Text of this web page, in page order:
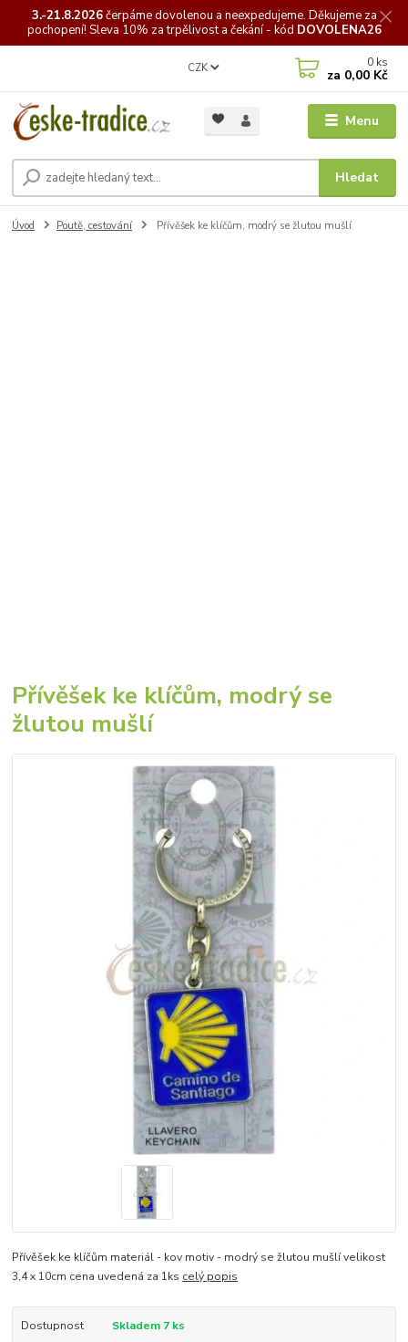
3.-21.8.2026čerpámedovolenou a neexpedujeme. Děkujeme za
pochopení! Sleva 10% za trpělivost a čekání - kód DOVOLENA26
Menu
CZK
Hledat
0 ks
za 0,00 Kč
Úvod Poutě, cestování Přívěšek ke klíčům, modrý se žlutou mušlí
Přívěšek ke klíčům, modrý se
žlutou mušlí
Přívěšek ke klíčům materiál - kov motiv - modrý se žlutou mušlí velikost
3,4 x 10cm cena uvedená za 1ks celý popis
Dostupnost Skladem 7 ks